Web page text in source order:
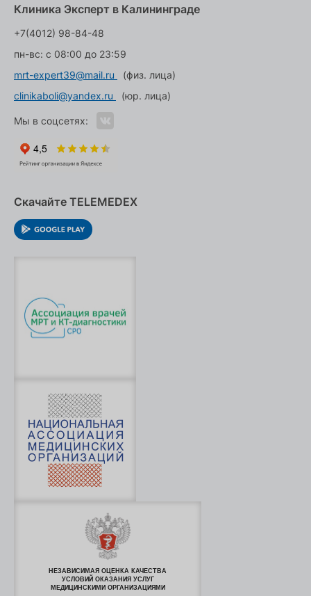
Клиника Эксперт в Калининграде
+7(4012) 98-84-48
пн-вс: с 08:00 до 23:59
mrt-expert39@mail.ru
(физ. лица)
clinikaboli@yandex.ru
(юр. лица)
Мы в соцсетях:
Скачайте TELEMEDEX
НЕЗАВИСИМАЯ ОЦЕНКА КАЧЕСТВА
УСЛОВИЙ ОКАЗАНИЯ УСЛУГ
МЕДИЦИНСКИМИ ОРГАНИЗАЦИЯМИ